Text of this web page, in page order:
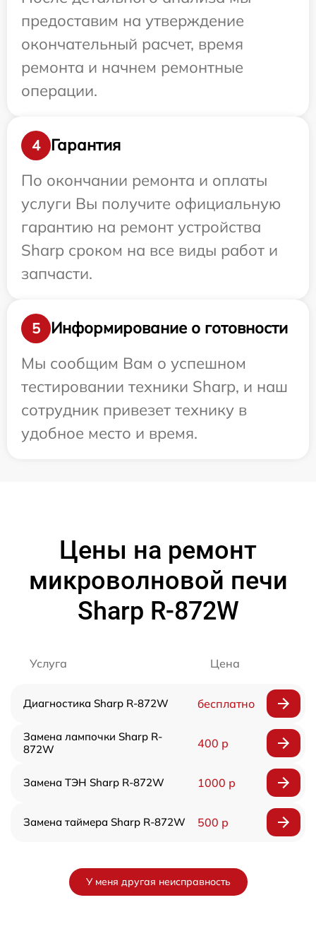
предоставим на утверждение
окончательный расчет, время
ремонта и начнем ремонтные
операции.
4
Гарантия
По окончании ремонта и оплаты
услуги Вы получите официальную
гарантию на ремонт устройства
Sharp сроком на все виды работ и
запчасти.
5
Информирование о готовности
Мы сообщим Вам о успешном
тестировании техники Sharp, и наш
сотрудник привезет технику в
удобное место и время.
Цены на ремонт
микроволновой печи
Sharp R-872W
Услуга Цена
Диагностика Sharp R-872W бесплатно
Замена лампочки Sharp R-
872W
400 р
Замена ТЭН Sharp R-872W 1000 р
Замена таймера Sharp R-872W 500 р
У меня другая неисправность